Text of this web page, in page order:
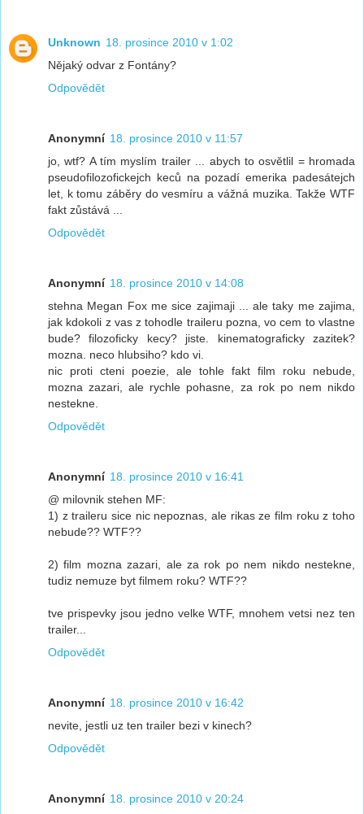
Unknown 18. prosince 2010 v 1:02
Nějaký odvar z Fontány?
Odpovědět
Anonymní 18. prosince 2010 v 11:57
jo, wtf? A tím myslím trailer ... abych to osvětlil = hromada
pseudofilozofickejch keců na pozadí emerika padesátejch
let, k tomu záběry do vesmíru a vážná muzika. Takže WTF
fakt zůstává ...
Odpovědět
Anonymní 18. prosince 2010 v 14:08
stehna Megan Fox me sice zajimaji ... ale taky me zajima,
jak kdokoli z vas z tohodle traileru pozna, vo cem to vlastne
bude? filozoficky kecy? jiste. kinematograficky zazitek?
mozna. neco hlubsiho? kdo vi.
nic proti cteni poezie, ale tohle fakt film roku nebude,
mozna zazari, ale rychle pohasne, za rok po nem nikdo
nestekne.
Odpovědět
Anonymní 18. prosince 2010 v 16:41
@ milovnik stehen MF:
1) z traileru sice nic nepoznas, ale rikas ze film roku z toho
nebude?? WTF??
2) film mozna zazari, ale za rok po nem nikdo nestekne,
tudiz nemuze byt filmem roku? WTF??
tve prispevky jsou jedno velke WTF, mnohem vetsi nez ten
trailer...
Odpovědět
Anonymní 18. prosince 2010 v 16:42
nevite, jestli uz ten trailer bezi v kinech?
Odpovědět
Anonymní 18. prosince 2010 v 20:24